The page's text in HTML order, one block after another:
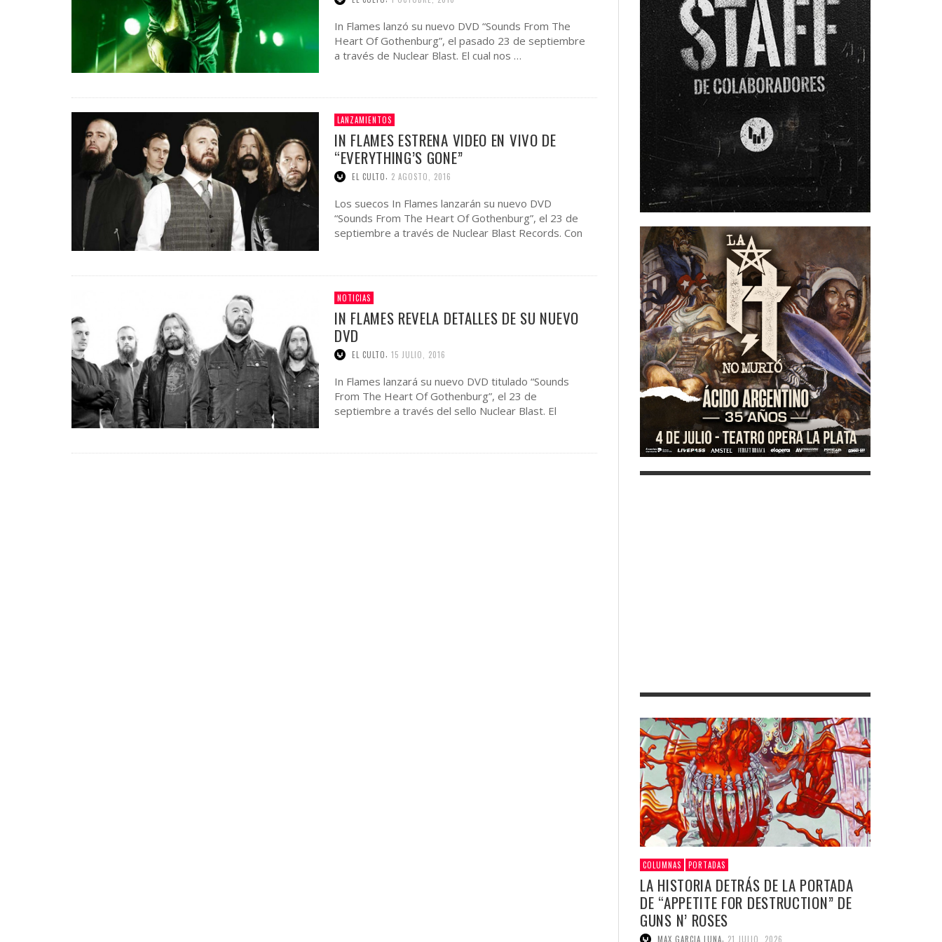
In Flames lanzó su nuevo DVD “Sounds From The
Heart Of Gothenburg”, el pasado 23 de septiembre
a través de Nuclear Blast. El cual nos …
LANZAMIENTOS
IN FLAMES ESTRENA VIDEO EN VIVO DE
“EVERYTHING’S GONE”
EL CULTO, 2 AGOSTO, 2016
Los suecos In Flames lanzarán su nuevo DVD
“Sounds From The Heart Of Gothenburg”, el 23 de
septiembre a través de Nuclear Blast Records. Con
NOTICIAS
IN FLAMES REVELA DETALLES DE SU NUEVO
DVD
EL CULTO 15 JULIO, 2016
In Flames lanzará su nuevo DVD titulado “Sounds
From The Heart Of Gothenburg”, el 23 de
septiembre a través del sello Nuclear Blast. El
COLUMNAS PORTADAS
LA HISTORIA DETRÁS DE LA PORTADA
DE “APPETITE FOR DESTRUCTION” DE
GUNS N’ ROSES
MAX GARCIA LUNA, 21 JULIO, 2026